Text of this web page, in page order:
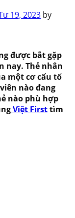
19, 2023 by
được bắt gặp
nay. Thẻ nhân
một cơ cấu tổ
nào đang
nào phù hợp
Việt Firsttìm